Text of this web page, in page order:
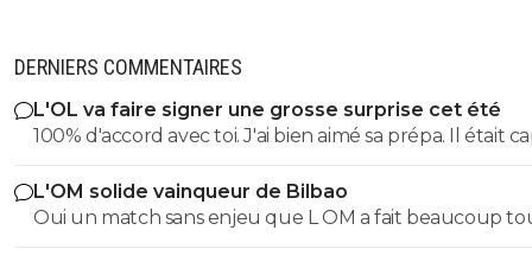
DERNIERS COMMENTAIRES
L'OL va faire signer une grosse surprise cet été
100% d'accord avec toi. J'ai bien aimé sa prépa. Il était
de mettre de l'impact physique, de la puissance. On a besoin
de Morton en pointe basse pour équilibrer l'équipe. Et
un profil plus créatif en 8, comme Merah... ou Natey !
L'OM solide vainqueur de Bilbao
Oui un match sans enjeu que L OM a fait beaucoup
a 2 -1 il a fait rentrer que des jeunes